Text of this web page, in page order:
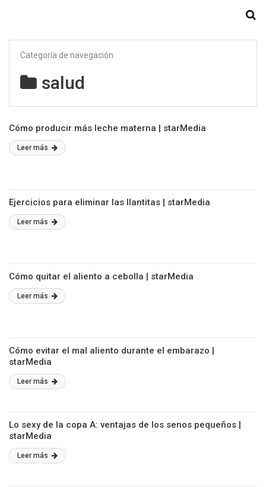
Categoría de navegación
salud
Cómo producir más leche materna | starMedia
Leer más
Ejercicios para eliminar las llantitas | starMedia
Leer más
Cómo quitar el aliento a cebolla | starMedia
Leer más
Cómo evitar el mal aliento durante el embarazo |
starMedia
Leer más
Lo sexy de la copa A: ventajas de los senos pequeños |
starMedia
Leer más